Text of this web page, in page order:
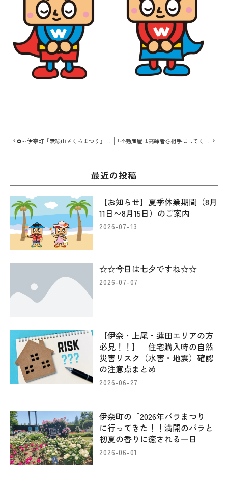
最近の投稿
【お知らせ】夏季休業期間（8月
11日〜8月15日）のご案内
2026-07-13
☆☆今日は七夕ですね☆☆
2026-07-07
【伊奈・上尾・蓮田エリアの方
必見！！】 住宅購入時の自然
災害リスク（水害・地震）確認
の注意点まとめ
2026-06-27
伊奈町の「2026年バラまつり」
に行ってきた！！満開のバラと
初夏の香りに癒される一日
2026-06-01